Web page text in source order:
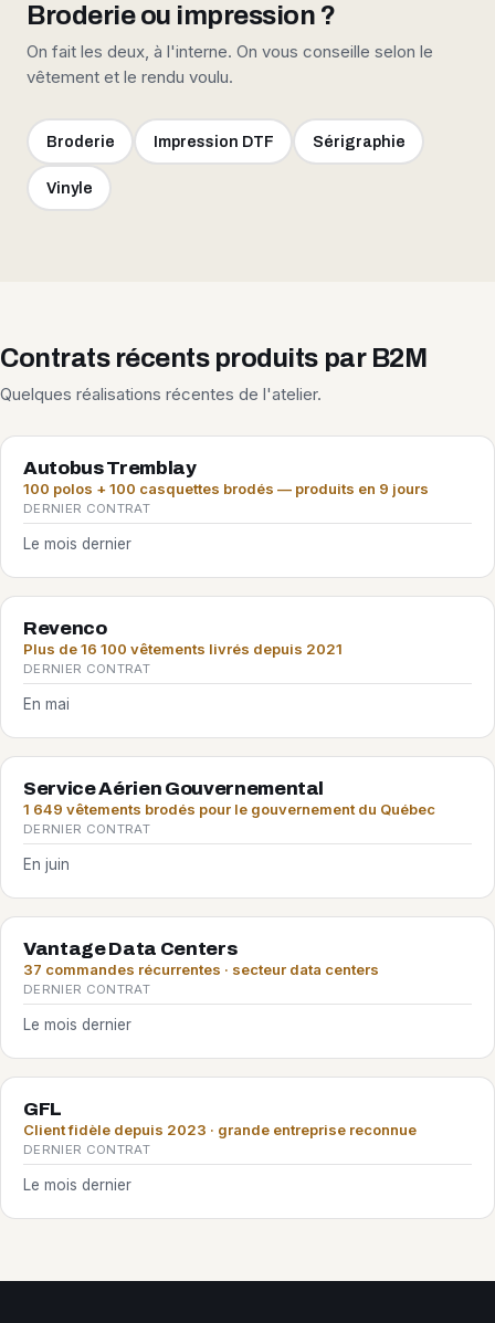
Broderie ou impression ?
On fait les deux, à l'interne. On vous conseille selon le
vêtement et le rendu voulu.
Broderie Impression DTF Sérigraphie
Vinyle
Contrats récents produits par B2M
Quelques réalisations récentes de l'atelier.
Autobus Tremblay
100 polos + 100 casquettes brodés — produits en 9 jours
DERNIER CONTRAT
Le mois dernier
Revenco
Plus de 16 100 vêtements livrés depuis 2021
DERNIER CONTRAT
En mai
Service Aérien Gouvernemental
1 649 vêtements brodés pour le gouvernement du Québec
DERNIER CONTRAT
En juin
Vantage Data Centers
37 commandes récurrentes · secteur data centers
DERNIER CONTRAT
Le mois dernier
GFL
Client fidèle depuis 2023 · grande entreprise reconnue
DERNIER CONTRAT
Le mois dernier